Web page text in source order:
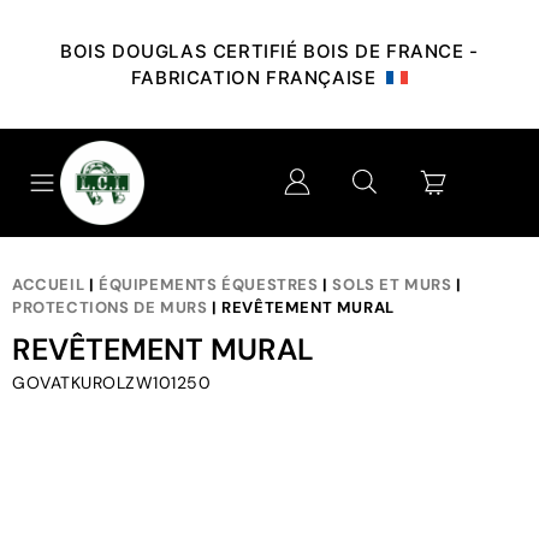
BOIS DOUGLAS CERTIFIÉ BOIS DE FRANCE -
FABRICATION FRANÇAISE
ACCUEIL | ÉQUIPEMENTS ÉQUESTRES |SOLS ET MURS |
PROTECTIONS DE MURS | REVÊTEMENT MURAL
REVÊTEMENT MURAL
GOVATKUROLZW101250